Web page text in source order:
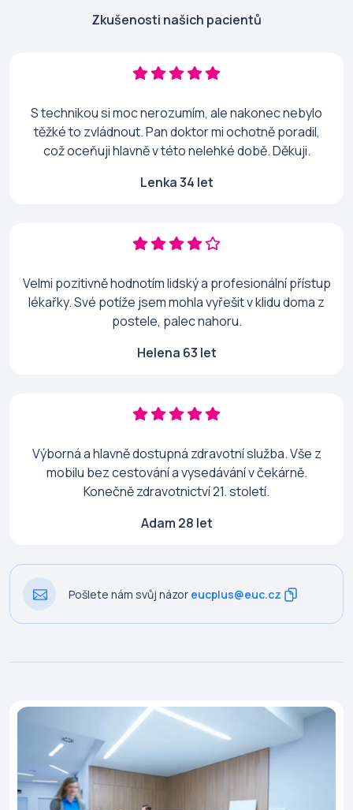
Zkušenosti našich pacientů
S technikou si moc nerozumím, ale nakonec nebylo
těžké to zvládnout. Pan doktor mi ochotně poradil,
což oceňuji hlavně v této nelehké době. Děkuji.
Lenka 34 let
Velmi pozitivně hodnotím lidský a profesionální přístup
lékařky. Své potíže jsem mohla vyřešit v klidu doma z
postele, palec nahoru.
Helena 63 let
Výborná a hlavně dostupná zdravotní služba. Vše z
mobilu bez cestování a vysedávání v čekárně.
Konečně zdravotnictví 21. století.
Adam 28 let
Pošlete nám svůj názor eucplus@euc.cz